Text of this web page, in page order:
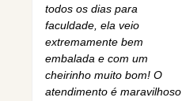
todos os dias para
faculdade, ela veio
extremamente bem
embalada e com um
cheirinho muito bom! O
atendimento é maravilhoso